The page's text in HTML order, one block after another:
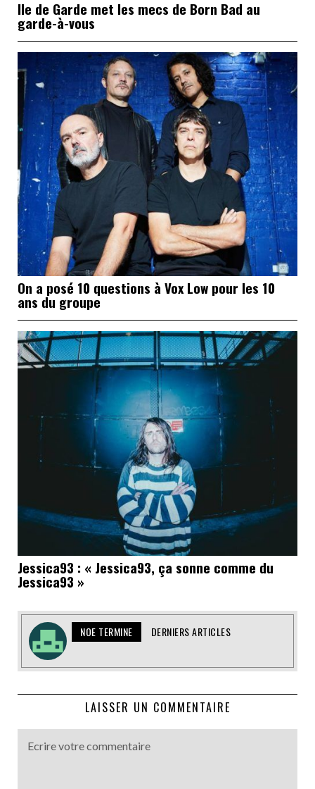
Ile de Garde met les mecs de Born Bad au
garde-à-vous
On a posé 10 questions à Vox Low pour les 10
ans du groupe
Jessica93 : « Jessica93, ça sonne comme du
Jessica93 »
NOE TERMINE DERNIERS ARTICLES
LAISSER UN COMMENTAIRE